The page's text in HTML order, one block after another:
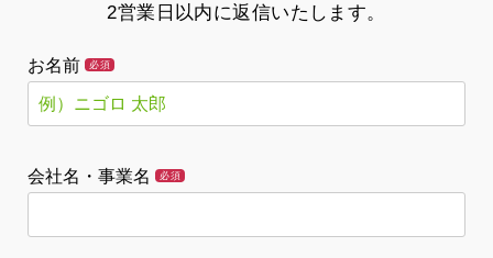
2営業日以内に返信いたします。
お名前 必須
会社名・事業名 必須